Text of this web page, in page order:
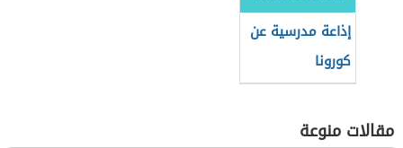
إذاعة مدرسية عن
كورونا
مقالات منوعة